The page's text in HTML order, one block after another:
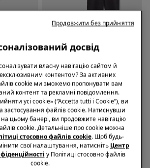
з
-70%
Знижка -70% на 5 од
1 Колір
Піжама для Хлопчиків із
Джемпером і Штанами з
Бавовни з Принтом
«Динозавр»
1139,00 грн. 339,00 грн.-70%
досвід
власну навігацію сайтом й
ексклюзивним контентом? За активних
cookie ми зможемо пропонувати вам
контент та рекламні повідомлення.
усі cookie» (“Accetta tutti i Cookie”), ви
застосування файлів cookie. Натиснувши
цьому банері, ви продовжите навігацію
cookie. Детальніше про cookie можна
стосовно файлів cookie. Щоб будь-
свої налаштування, натисніть Центр
у Політиці стосовно файлів
cookie.
Продовжити без прийняття